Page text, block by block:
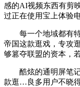
感的AI视频东西有剪
过正在使用宝上体验
每一个地域都有特
帝国这款逛戏，专攻
够篡夺联盟的资本，
酷炫的通明屏笔记
款逛…良多用户不晓